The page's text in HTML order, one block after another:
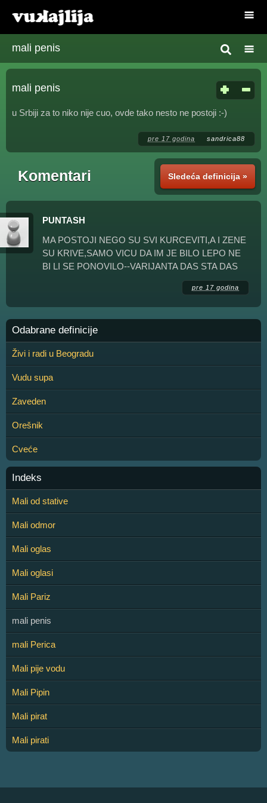
mali penis
mali penis
u Srbiji za to niko nije cuo, ovde tako nesto ne postoji :-)
pre 17 godina sandrica88
Sledeća definicija »
Komentari
PUNTASH
MA POSTOJI NEGO SU SVI KURCEVITI,A I ZENE
SU KRIVE,SAMO VICU DA IM JE BILO LEPO NE
BI LI SE PONOVILO--VARIJANTA DAS STA DAS
pre 17 godina
Odabrane definicije
Živi i radi u Beogradu
Vudu supa
Zaveden
Orešnik
Cveće
Indeks
Mali od stative
Mali odmor
Mali oglas
Mali oglasi
Mali Pariz
mali penis
mali Perica
Mali pije vodu
Mali Pipin
Mali pirat
Mali pirati